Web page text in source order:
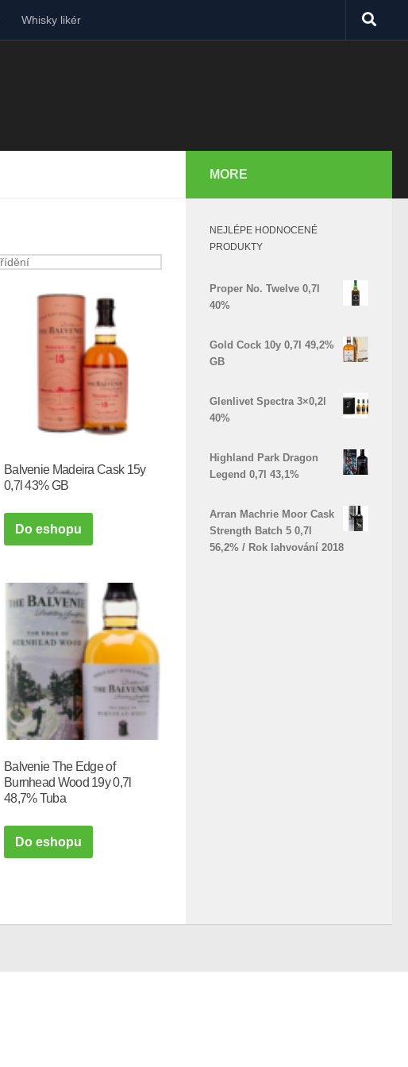
Whisky likér
Balvenie Madeira Cask 15y
0,7l 43% GB
Do eshopu
Balvenie The Edge of
Burnhead Wood 19y 0,7l
48,7% Tuba
Do eshopu
MORE
NEJLÉPE HODNOCENÉ
PRODUKTY
Proper No. Twelve 0,7l
40%
Gold Cock 10y 0,7l 49,2%
GB
Glenlivet Spectra 3×0,2l
40%
Highland Park Dragon
Legend 0,7l 43,1%
Arran Machrie Moor Cask
Strength Batch 5 0,7l
56,2% / Rok lahvování 2018